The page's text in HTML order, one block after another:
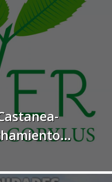
de desarrollo